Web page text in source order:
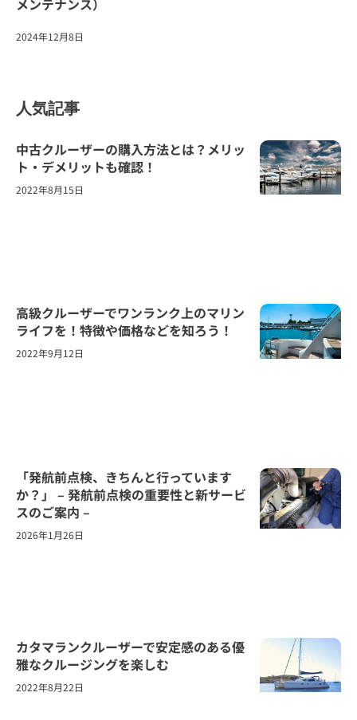
メンテナンス）
2024年12月8日
人気記事
中古クルーザーの購入方法とは？メリッ
ト・デメリットも確認！
2022年8月15日
高級クルーザーでワンランク上のマリン
ライフを！特徴や価格などを知ろう！
2022年9月12日
「発航前点検、きちんと行っています
か？」 – 発航前点検の重要性と新サービ
スのご案内 –
2026年1月26日
カタマランクルーザーで安定感のある優
雅なクルージングを楽しむ
2022年8月22日